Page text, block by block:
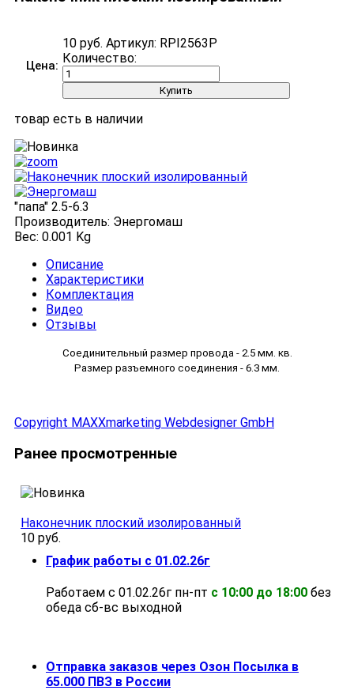
Цена:
10 руб. Артикул: RPI2563P
Количество:
товар есть в наличии
"папа" 2.5-6.3
Производитель: Энергомаш
Вес: 0.001 Kg
Описание
Характеристики
Комплектация
Видео
Отзывы
Соединительный размер провода - 2.5 мм. кв.
Размер разъемного соединения - 6.3 мм.
Copyright MAXXmarketing Webdesigner GmbH
Ранее просмотренные
Наконечник плоский изолированный
10 руб.
График работы с 01.02.26г
Работаем с 01.02.26г пн-пт с 10:00 до 18:00 без
обеда cб-вс выходной
Отправка заказов через Озон Посылка в
65.000 ПВЗ в России